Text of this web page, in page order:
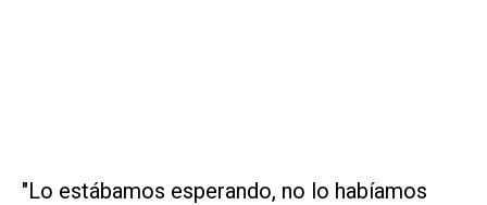
"Lo estábamos esperando, no lo habíamos